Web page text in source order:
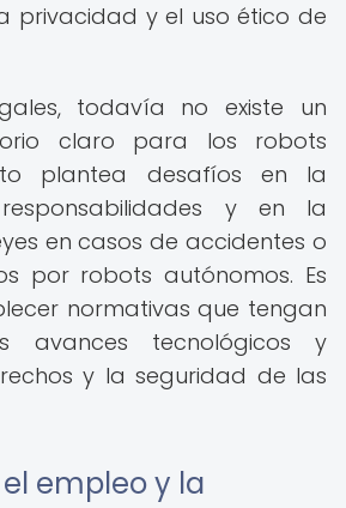
privacidad y el uso ético de
todavía no existe un
claro para los robots
plantea desafíos en la
y en la
en casos de accidentes o
por robots autónomos. Es
normativas que tengan
avances tecnológicos y
y la seguridad de las
empleo y la